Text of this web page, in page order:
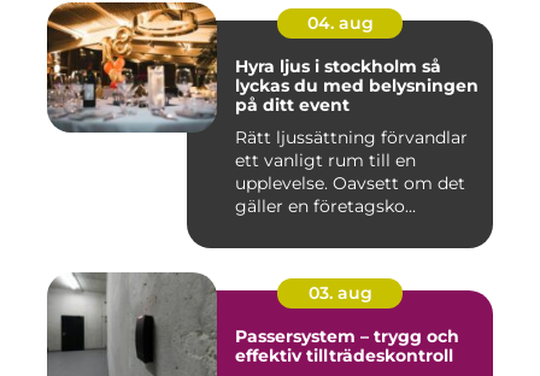
04. aug
Hyra ljus i stockholm så
lyckas du med belysningen
på ditt event
Rätt ljussättning förvandlar
ett vanligt rum till en
upplevelse. Oavsett om det
gäller en företagsko...
03. aug
Passersystem – trygg och
effektiv tillträdeskontroll